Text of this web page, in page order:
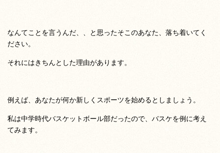
なんてことを言うんだ、、と思ったそこのあなた、落ち着いてく
ださい。
それにはきちんとした理由があります。
例えば、あなたが何か新しくスポーツを始めるとしましょう。
私は中学時代バスケットボール部だったので、バスケを例に考え
てみます。